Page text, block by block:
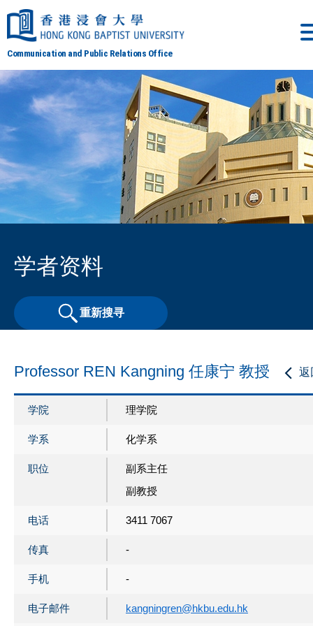
Communication and Public Relations Office
学者资料
重新搜寻
返
Professor REN Kangning 任康宁 教授
学院 理学院
学系 化学系
职位
副系主任
副教授
电话 3411 7067
传真 -
手机 -
电子邮件 kangningren@hkbu.edu.hk